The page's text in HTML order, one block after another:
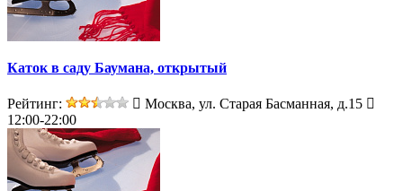
Каток в саду Баумана, открытый
Рейтинг:
Москва, ул. Старая Басманная, д.15
12:00-22:00